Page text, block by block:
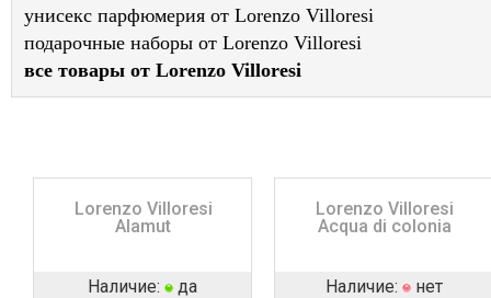
унисекс парфюмерия от Lorenzo Villoresi
подарочные наборы от Lorenzo Villoresi
все товары от Lorenzo Villoresi
Lorenzo Villoresi
Alamut
Наличие: да
Lorenzo Villoresi
Acqua di colonia
Наличие: нет